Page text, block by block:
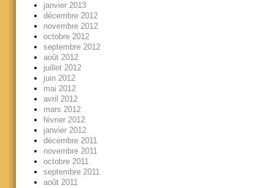
janvier 2013
décembre 2012
novembre 2012
octobre 2012
septembre 2012
août 2012
juillet 2012
juin 2012
mai 2012
avril 2012
mars 2012
février 2012
janvier 2012
décembre 2011
novembre 2011
octobre 2011
septembre 2011
août 2011